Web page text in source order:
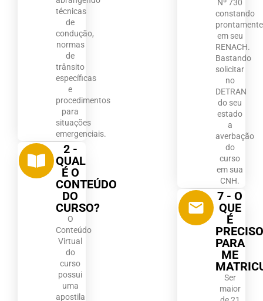
técnicas
de
condução,
normas
de
trânsito
específicas
e
procedimentos
para
situações
emergenciais.
2 -
QUAL
É O
CONTEÚDO
DO
CURSO?
O
Conteúdo
Virtual
do
curso
possui
uma
apostila
Nº 730
constando
prontamente
em seu
RENACH.
Bastando
solicitar
no
DETRAN
do seu
estado
a
averbação
do
curso
em sua
CNH.
7 - O
QUE
É
PARA
ME
Ser
maior